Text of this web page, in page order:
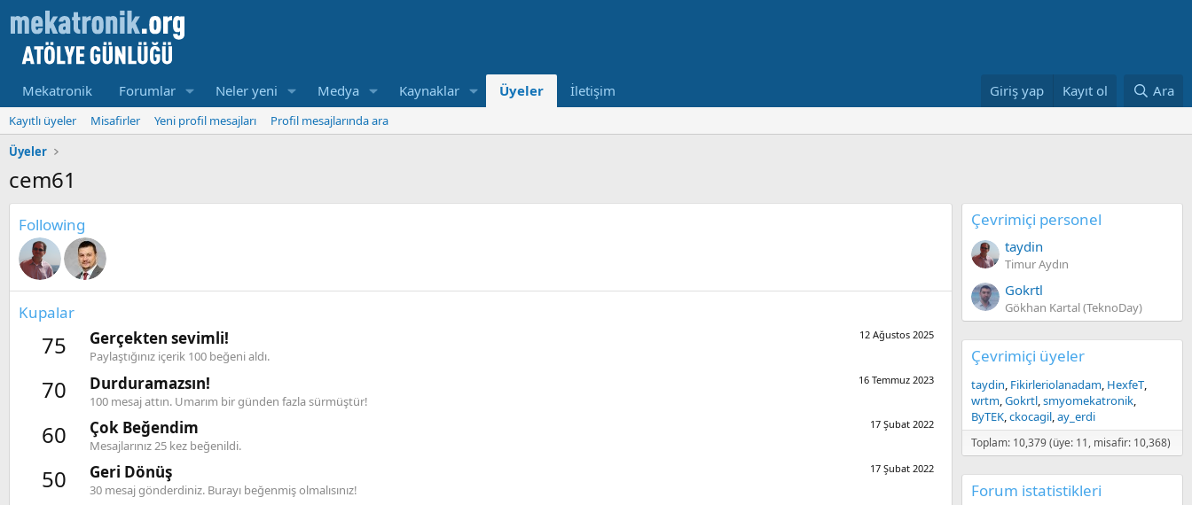
Mekatronik Forumlar Neler yeni Medya Kaynaklar Üyeler İletişim Giriş yap Kayıt ol Ara
Kayıtlı üyeler Misafirler Yeni profil mesajları
Profil mesajlarında ara
Üyeler
cem61
Following
Kupalar
75 12 Ağustos 2025
Gerçekten sevimli!
Paylaştığınız içerik 100 beğeni aldı.
70 16 Temmuz 2023
Durduramazsın!
100 mesaj attın. Umarım bir günden fazla sürmüştür!
60 17 Şubat 2022
Çok Beğendim
Mesajlarınız 25 kez beğenildi.
50 17 Şubat 2022
Geri Dönüş
30 mesaj gönderdiniz. Burayı beğenmiş olmalısınız!
Çevrimiçi personel
taydin
Timur Aydın
Gokrtl
Gökhan Kartal (TeknoDay)
Çevrimiçi üyeler
taydin Fikirleriolanadam HexfeT
wrtm Gokrtl smyomekatronik
ByTEK ckocagil ay_erdi
Toplam: 10,379 (üye: 11, misafir: 10,368)
Forum istatistikleri